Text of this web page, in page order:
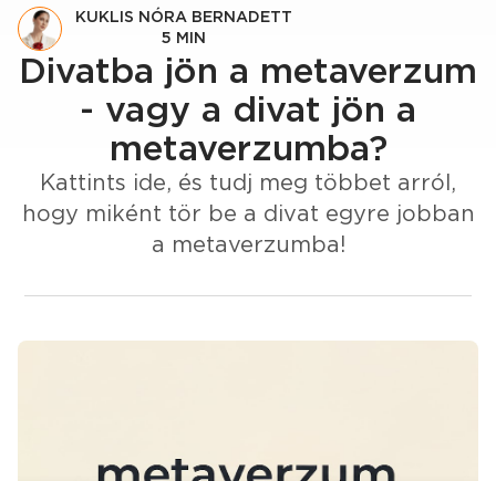
KUKLIS NÓRA BERNADETT
5 MIN
Divatba jön a metaverzum
- vagy a divat jön a
metaverzumba?
Kattints ide, és tudj meg többet arról,
hogy miként tör be a divat egyre jobban
a metaverzumba!